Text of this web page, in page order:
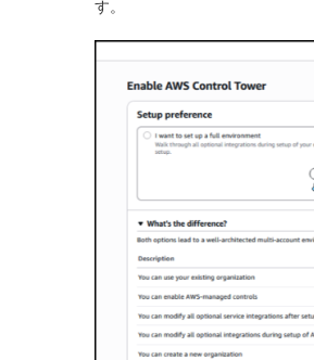
す。